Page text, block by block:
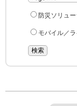
防災ソリュ
モバイル／